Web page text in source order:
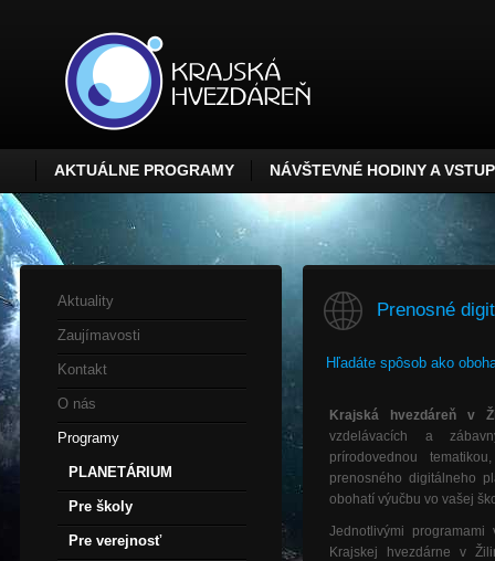
AKTUÁLNE PROGRAMY NÁVŠTEVNÉ HODINY A
Aktuality
Zaujímavosti
Kontakt
O nás
Programy
PLANETÁRIUM
Pre školy
Pre verejnosť
Prenosné
Hľadáte spôsob ako
Krajská hvezdáreň v
vzdelávacích a
prírodovednou
prenosného digitálneho
obohatí výučbu vo vašej
Jednotlivými
Krajskej hvezdárne v